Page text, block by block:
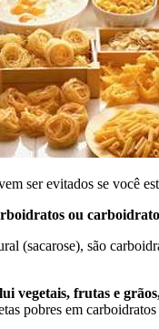
ser evitados se você
ou
(sacarose), são
vegetais, frutas e
pobres em